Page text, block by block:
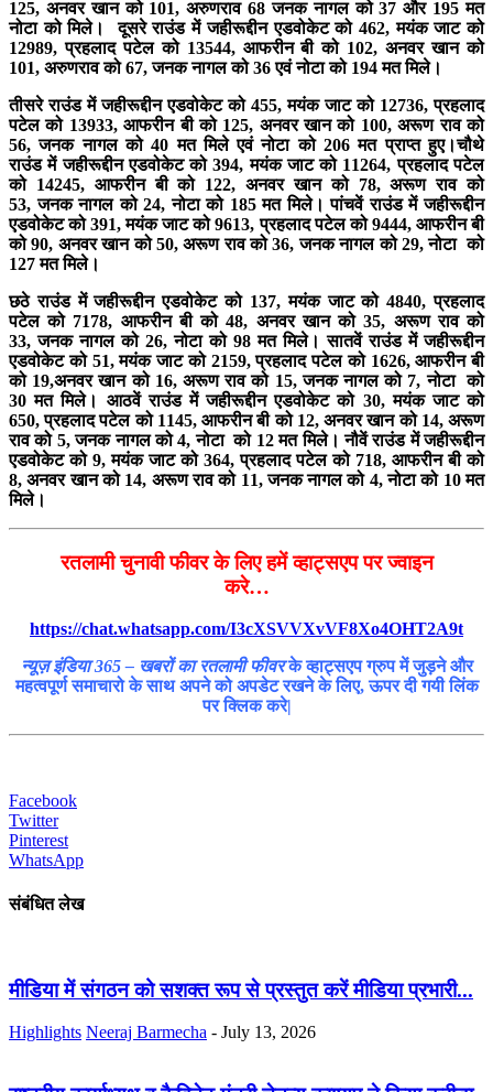
125, अनवर खान को 101, अरुणराव 68 जनक नागल को 37 और 195 मत
नोटा को मिले। दूसरे राउंड में जहीरूद्दीन एडवोकेट को 462, मयंक जाट को
12989, प्रहलाद पटेल को 13544, आफरीन बी को 102, अनवर खान को
101, अरुणराव को 67, जनक नागल को 36 एवं नोटा को 194 मत मिले।
तीसरे राउंड में जहीरूद्दीन एडवोकेट को 455, मयंक जाट को 12736, प्रहलाद
पटेल को 13933, आफरीन बी को 125, अनवर खान को 100, अरूण राव को
56, जनक नागल को 40 मत मिले एवं नोटा को 206 मत प्राप्त हुए।चौथे
राउंड में जहीरूद्दीन एडवोकेट को 394, मयंक जाट को 11264, प्रहलाद पटेल
को 14245, आफरीन बी को 122, अनवर खान को 78, अरूण राव को
53, जनक नागल को 24, नोटा को 185 मत मिले। पांचवें राउंड में जहीरूद्दीन
एडवोकेट को 391, मयंक जाट को 9613, प्रहलाद पटेल को 9444, आफरीन बी
को 90, अनवर खान को 50, अरूण राव को 36, जनक नागल को 29, नोटा को
127 मत मिले।
छठे राउंड में जहीरूद्दीन एडवोकेट को 137, मयंक जाट को 4840, प्रहलाद
पटेल को 7178, आफरीन बी को 48, अनवर खान को 35, अरूण राव को
33, जनक नागल को 26, नोटा को 98 मत मिले। सातवें राउंड में जहीरूद्दीन
एडवोकेट को 51, मयंक जाट को 2159, प्रहलाद पटेल को 1626, आफरीन बी
को 19,अनवर खान को 16, अरूण राव को 15, जनक नागल को 7, नोटा को
30 मत मिले। आठवें राउंड में जहीरूद्दीन एडवोकेट को 30, मयंक जाट को
650, प्रहलाद पटेल को 1145, आफरीन बी को 12, अनवर खान को 14, अरूण
राव को 5, जनक नागल को 4, नोटा को 12 मत मिले। नौवें राउंड में जहीरूद्दीन
एडवोकेट को 9, मयंक जाट को 364, प्रहलाद पटेल को 718, आफरीन बी को
8, अनवर खान को 14, अरूण राव को 11, जनक नागल को 4, नोटा को 10 मत
मिले।
रतलामी चुनावी फीवर के लिए हमें व्हाट्सएप पर ज्वाइन
करे…
https://chat.whatsapp.com/I3cXSVVXvVF8Xo4OHT2A9t
न्यूज़ इंडिया 365 – खबरों का रतलामी फीवरके व्हाट्सएप ग्रुप में जुड़ने और
महत्वपूर्ण समाचारो के साथ अपने को अपडेट रखने के लिए, ऊपर दी गयी लिंक
पर क्लिक करे|
Facebook
Twitter
Pinterest
WhatsApp
संबंधित लेख
मीडिया में संगठन को सशक्त रूप से प्रस्तुत करें मीडिया प्रभारी...
Highlights Neeraj Barmecha - July 13, 2026